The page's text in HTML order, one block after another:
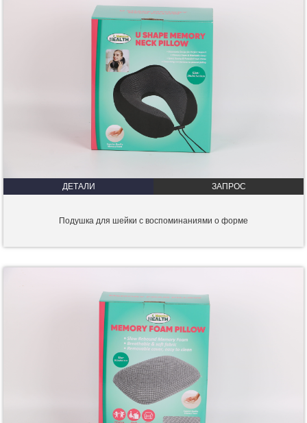
ДЕТАЛИ ЗАПРОС
Подушка для шейки с воспоминаниями о форме